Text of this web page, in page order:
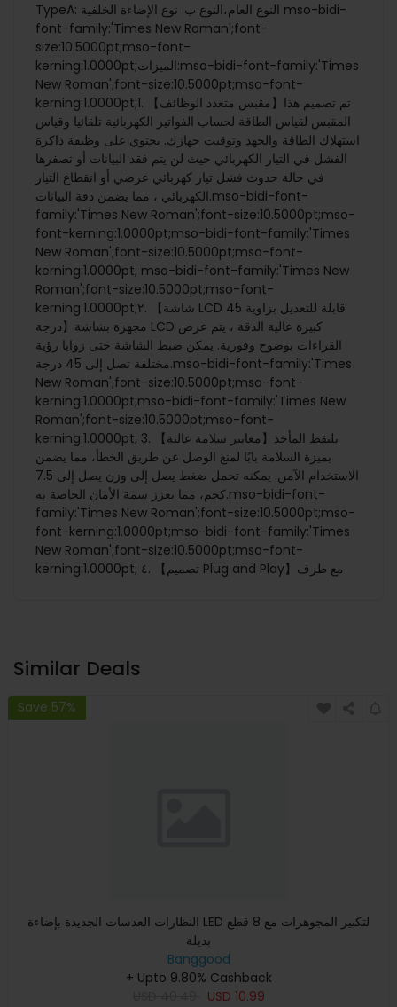
TypeA: النوع العام،النوع ب: نوع الإضاءة الخلفية mso-bidi-
font-family:'Times New Roman';font-
size:10.5000pt;mso-font-
kerning:1.0000pt;الميزات:mso-bidi-font-family:'Times
New Roman';font-size:10.5000pt;mso-font-
kerning:1.0000pt;1. 【مقبس متعدد الوظائف】تم تصميم هذا
المقبس لقياس الطاقة لحساب الفواتير الكهربائية تلقائيا وقياس
استهلاك الطاقة والجهد وتوقيت جهازك. يحتوي على وظيفة ذاكرة
الفشل في التيار الكهربائي حيث لن يتم فقد البيانات أو تصفرها
في حالة حدوث فشل تيار كهربائي عرضي أو انقطاع التيار
الكهربائي ، مما يضمن دقة البيانات.mso-bidi-font-
family:'Times New Roman';font-size:10.5000pt;mso-
font-kerning:1.0000pt;mso-bidi-font-family:'Times
New Roman';font-size:10.5000pt;mso-font-
kerning:1.0000pt; mso-bidi-font-family:'Times New
Roman';font-size:10.5000pt;mso-font-
kerning:1.0000pt;٢. 【شاشة LCD قابلة للتعديل بزاوية 45
درجة】مجهزة بشاشة LCD كبيرة عالية الدقة ، يتم عرض
القراءات بوضوح وفورية. يمكن ضبط الشاشة حتى زوايا رؤية
مختلفة تصل إلى 45 درجة.mso-bidi-font-family:'Times
New Roman';font-size:10.5000pt;mso-font-
kerning:1.0000pt;mso-bidi-font-family:'Times New
Roman';font-size:10.5000pt;mso-font-
kerning:1.0000pt; 3. 【معايير سلامة عالية】يلتقط المأخذ
بميزة السلامة بابًا لمنع الوصل عن طريق الخطأ، مما يضمن
الاستخدام الآمن. يمكنه تحمل ضغط يصل إلى وزن يصل إلى 7.5
كجم، مما يعزز سمة الأمان الخاصة به.mso-bidi-font-
family:'Times New Roman';font-size:10.5000pt;mso-
font-kerning:1.0000pt;mso-bidi-font-family:'Times
New Roman';font-size:10.5000pt;mso-font-
kerning:1.0000pt; ٤. 【تصميم Plug and Play】مع طرف
Similar Deals
Save 57%
النظارات العدسات الجديدة بإضاءة LED لتكبير المجوهرات مع 8 قطع
بديلة
Banggood
+ Upto 9.80% Cashback
USD 10.99